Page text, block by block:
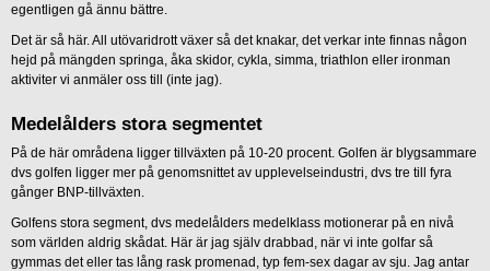
egentligen gå ännu bättre.
Det är så här. All utövaridrott växer så det knakar, det verkar inte finnas någon
hejd på mängden springa, åka skidor, cykla, simma, triathlon eller ironman
aktiviter vi anmäler oss till (inte jag).
Medelålders stora segmentet
På de här områdena ligger tillväxten på 10-20 procent. Golfen är blygsammare
dvs golfen ligger mer på genomsnittet av upplevelseindustri, dvs tre till fyra
gånger BNP-tillväxten.
Golfens stora segment, dvs medelålders medelklass motionerar på en nivå
som världen aldrig skådat. Här är jag själv drabbad, när vi inte golfar så
gymmas det eller tas lång rask promenad, typ fem-sex dagar av sju. Jag antar